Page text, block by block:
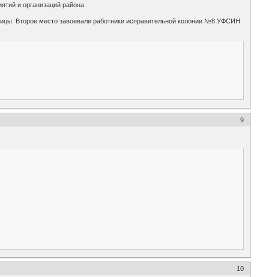
и организаций района.
Второе место завоевали работники исправительной колонии №8 УФСИН
9
10